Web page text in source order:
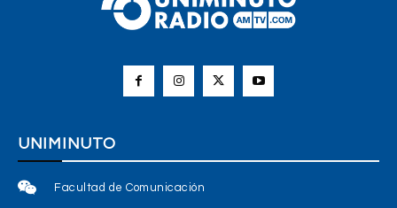
UNIMINUTO
Facultad de Comunicación